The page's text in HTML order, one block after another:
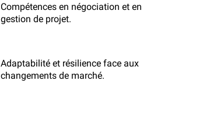
Compétences en négociation et en
gestion de projet.
Adaptabilité et résilience face aux
changements de marché.